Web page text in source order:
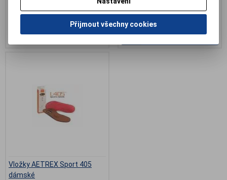
pánské ortopedické vložky
Přidat do košíku
Vložky AETREX Sport 405
dámské
Přijmout všechny cookies